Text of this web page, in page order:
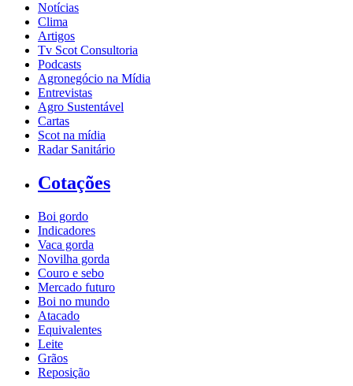
Notícias
Clima
Artigos
Tv Scot Consultoria
Podcasts
Agronegócio na Mídia
Entrevistas
Agro Sustentável
Cartas
Scot na mídia
Radar Sanitário
Cotações
Boi gordo
Indicadores
Vaca gorda
Novilha gorda
Couro e sebo
Mercado futuro
Boi no mundo
Atacado
Equivalentes
Leite
Grãos
Reposição